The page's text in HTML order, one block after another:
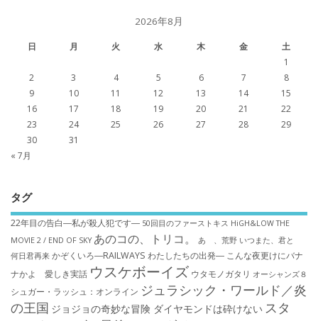
2026年8月
日 月 火 水 木 金
土
1
2
3 4 5 6 7
8
9
10 11 12 13 14
15
16
17 18 19 20 21
22
23
24 25 26 27 28
29
30
31
« 7月
タグ
22年目の告白―私が殺人犯です― 50回目のファーストキス HiGH&LOW THE
MOVIE 2 / END OF SKY あのコの、トリコ。 あゝ、荒野 いつまた、君と
何日君再来 かぞくいろ―RAILWAYS わたしたちの出発― こんな夜更けにバナ
ナかよ 愛しき実話 ウスケボーイズ ウタモノガタリ オーシャンズ８
シュガー・ラッシュ：オ​ンライン ジュラシック・ワールド／炎
の王国 ジョジョの奇妙な冒険 ダイヤモンドは砕けない スタ